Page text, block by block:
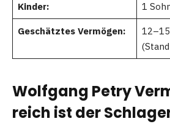
Kinder: 1
Geschätztes Vermögen:
Wolfgang Petry
reich ist der